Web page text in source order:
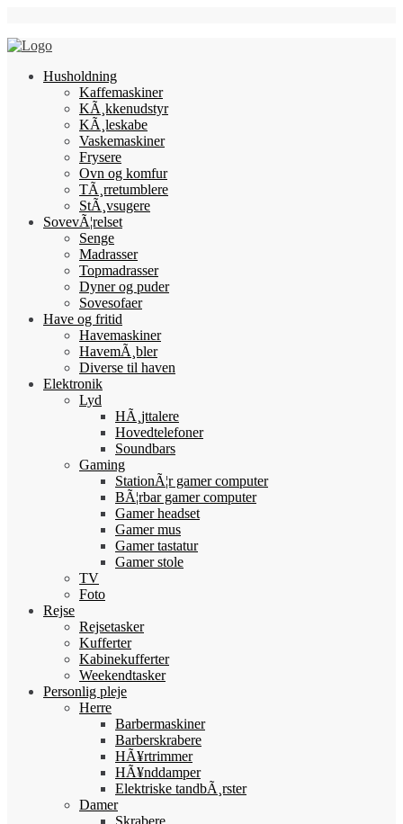
content
Husholdning
Kaffemaskiner
KÃ¸kkenudstyr
KÃ¸leskabe
Vaskemaskiner
Frysere
Ovn og komfur
TÃ¸rretumblere
StÃ¸vsugere
SovevÃ¦relset
Senge
Madrasser
Topmadrasser
Dyner og puder
Sovesofaer
Have og fritid
Havemaskiner
HavemÃ¸bler
Diverse til haven
Elektronik
Lyd
HÃ¸jttalere
Hovedtelefoner
Soundbars
Gaming
StationÃ¦r gamer computer
BÃ¦rbar gamer computer
Gamer headset
Gamer mus
Gamer tastatur
Gamer stole
TV
Foto
Rejse
Rejsetasker
Kufferter
Kabinekufferter
Weekendtasker
Personlig pleje
Herre
Barbermaskiner
Barberskrabere
HÃ¥rtrimmer
HÃ¥nddamper
Elektriske tandbÃ¸rster
Damer
Skrabere